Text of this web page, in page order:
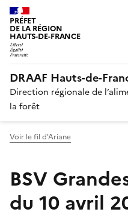
PRÉFET
DE LA RÉGION
HAUTS-DE-FRANCE
DRAAF Hauts-de-
Direction régionale de
la forêt
Voir le fil d'Ariane
BSV
du 10 avril